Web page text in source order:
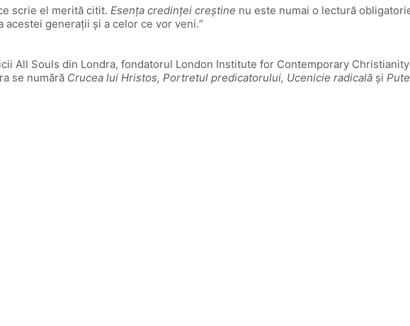
scrie el merită citit. Esența credinței creștine nu este numai o lectură
generații și a celor ce vor veni.“
All Souls din Londra, fondatorul London Institute for Contemporary
se numără Crucea lui Hristos, Portretul predicatorului, Ucenicie radicală și